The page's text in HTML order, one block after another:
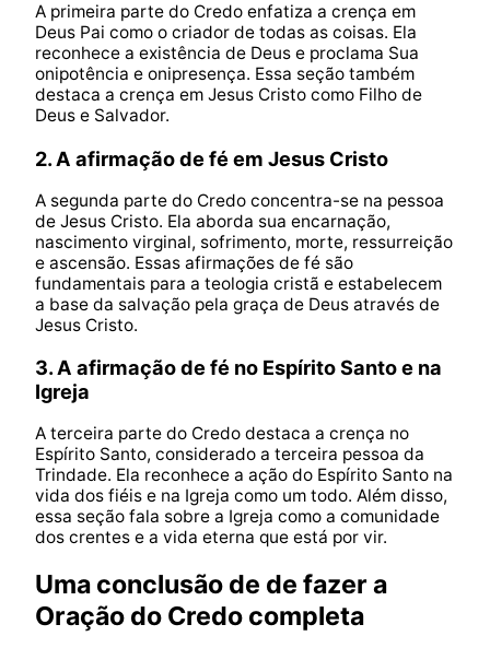
A primeira parte do Credo enfatiza a crença em
Deus Pai como o criador de todas as coisas. Ela
reconhece a existência de Deus e proclama Sua
onipotência e onipresença. Essa seção também
destaca a crença em Jesus Cristo como Filho de
Deus e Salvador.
2. A afirmação de fé em Jesus Cristo
A segunda parte do Credo concentra-se na pessoa
de Jesus Cristo. Ela aborda sua encarnação,
nascimento virginal, sofrimento, morte, ressurreição
e ascensão. Essas afirmações de fé são
fundamentais para a teologia cristã e estabelecem
a base da salvação pela graça de Deus através de
Jesus Cristo.
3. A afirmação de fé no Espírito Santo e na
Igreja
A terceira parte do Credo destaca a crença no
Espírito Santo, considerado a terceira pessoa da
Trindade. Ela reconhece a ação do Espírito Santo na
vida dos fiéis e na Igreja como um todo. Além disso,
essa seção fala sobre a Igreja como a comunidade
dos crentes e a vida eterna que está por vir.
Uma conclusão de de fazer a
Oração do Credo completa